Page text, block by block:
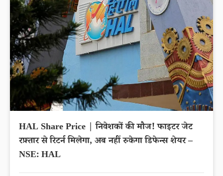
HAL Share Price | निवेशकों की मौज! फाइटर जेट
रफ़्तार से रिटर्न मिलेगा, अब नहीं रुकेगा डिफेन्स शेयर –
NSE: HAL